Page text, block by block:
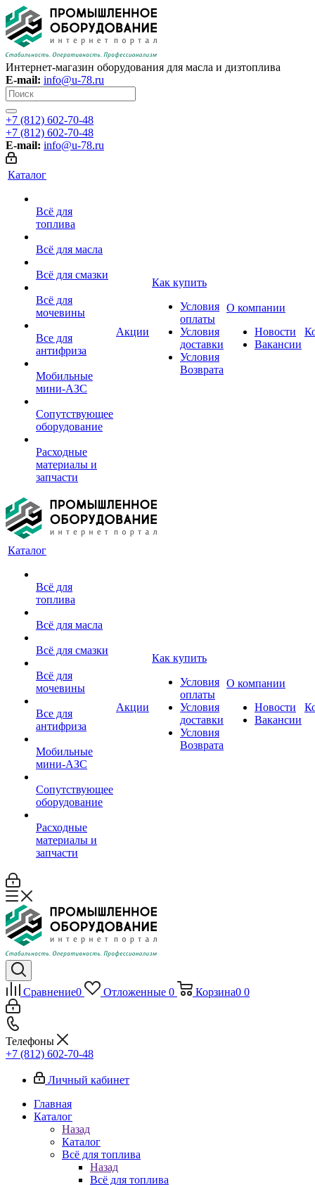
Интернет-магазин оборудования для масла и дизтоплива
E-mail: info@u-78.ru
+7 (812) 602-70-48
+7 (812) 602-70-48
E-mail: info@u-78.ru
Каталог
Всё для
топлива
Всё для масла
Всё для смазки
Всё для
мочевины
Все для
антифриза
Мобильные
мини-АЗС
Сопутствующее
оборудование
Расходные
материалы и
запчасти
Акции
Как купить
Условия
оплаты
Условия
доставки
Условия
Возврата
О компании
Новости
Вакансии
Каталог
Всё для
топлива
Всё для масла
Всё для смазки
Всё для
мочевины
Все для
антифриза
Мобильные
мини-АЗС
Сопутствующее
оборудование
Расходные
материалы и
запчасти
Акции
Как купить
Условия
оплаты
Условия
доставки
Условия
Возврата
О компании
Новости
Вакансии
Сравнение0 Отложенные 0 Корзина0 0
Телефоны
+7 (812) 602-70-48
Личный кабинет
Главная
Каталог
Назад
Каталог
Всё для топлива
Назад
Всё для топлива